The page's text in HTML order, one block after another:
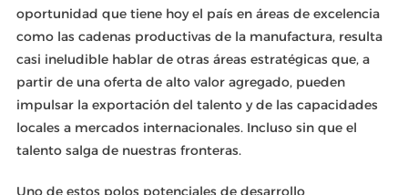
oportunidad que tiene hoy el país en áreas de excelencia
como las cadenas productivas de la manufactura, resulta
casi ineludible hablar de otras áreas estratégicas que, a
partir de una oferta de alto valor agregado, pueden
impulsar la exportación del talento y de las capacidades
locales a mercados internacionales. Incluso sin que el
talento salga de nuestras fronteras.
Uno de estos polos potenciales de desarrollo